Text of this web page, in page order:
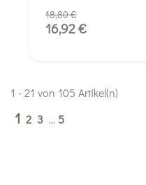
18,80 €
16,92 €
1 - 21 von 105 Artikel(n)
1 2 3 … 5